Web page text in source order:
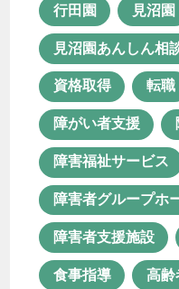
障害者グループホ
障害者支援施設
食事指導 高齢
気になるワー
行田園 見沼園
見沼園あんしん相
資格取得 転職
障がい者支援
障害福祉サービス
障害者グループホ
障害者支援施設
食事指導 高齢